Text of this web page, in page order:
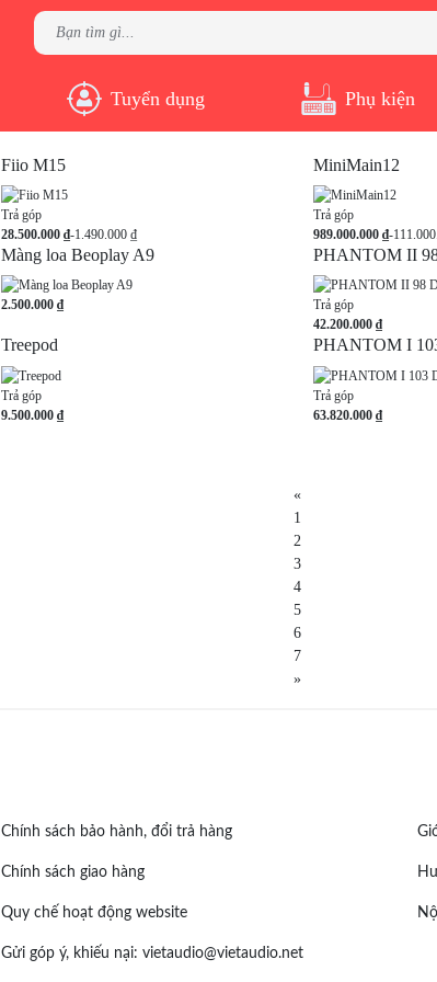
Tuyển dụng Phụ kiện
Fiio M15
Trả góp
28.500.000 ₫-1.490.000 ₫
MiniMain12
Trả góp
989.000.000 ₫-
Màng loa Beoplay A9
2.500.000 ₫
PHANTOM II
Trả góp
42.200.000 ₫
Treepod
Trả góp
9.500.000 ₫
PHANTOM I
Trả góp
63.820.000 ₫
«
1
2
3
4
5
6
7
»
Chính sách bảo hành, đổi trả hàng
Chính sách giao hàng
Quy chế hoạt động website
Gửi góp ý, khiếu nại: vietaudio@vietaudio.net